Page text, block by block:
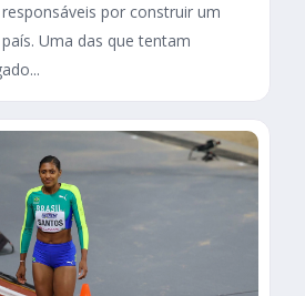
por construir um
Uma das que tentam